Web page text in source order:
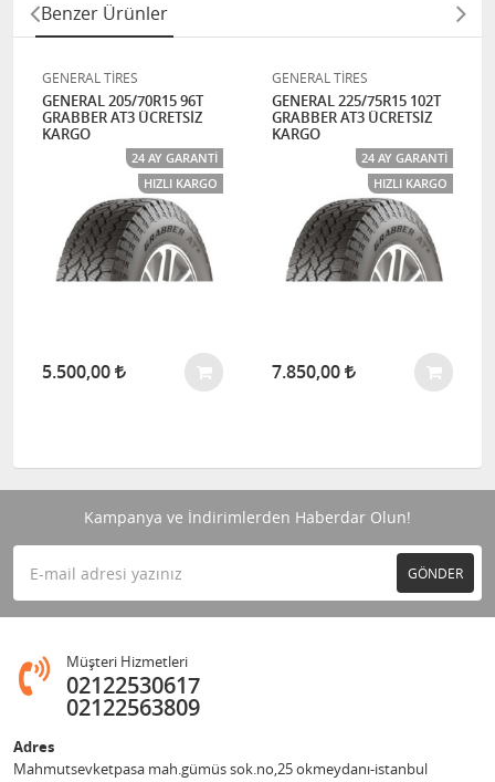
Benzer Ürünler
GENERAL TİRES
GENERAL 205/70R15 96T
GRABBER AT3 ÜCRETSİZ
KARGO
24 AY GARANTI
HIZLI KARGO
5.500,00
GENERAL TİRES
GENERAL 225/75R15 102T
GRABBER AT3 ÜCRETSİZ
KARGO
24 AY GARANTI
HIZLI KARGO
7.850,00
Kampanya ve İndirimlerden Haberdar Olun!
GÖNDER
Müşteri Hizmetleri
02122530617
02122563809
Adres
Mahmutsevketpasa mah.gümüs sok.no,25 okmeydanı-istanbul